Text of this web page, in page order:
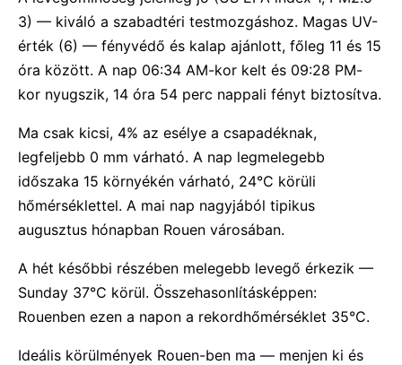
3) — kiváló a szabadtéri testmozgáshoz. Magas UV-
érték (6) — fényvédő és kalap ajánlott, főleg 11 és 15
óra között. A nap 06:34 AM-kor kelt és 09:28 PM-
kor nyugszik, 14 óra 54 perc nappali fényt biztosítva.
Ma csak kicsi, 4% az esélye a csapadéknak,
legfeljebb 0 mm várható. A nap legmelegebb
időszaka 15 környékén várható, 24°C körüli
hőmérséklettel. A mai nap nagyjából tipikus
augusztus hónapban Rouen városában.
A hét későbbi részében melegebb levegő érkezik —
Sunday 37°C körül. Összehasonlításképpen:
Rouenben ezen a napon a rekordhőmérséklet 35°C.
Ideális körülmények Rouen-ben ma — menjen ki és